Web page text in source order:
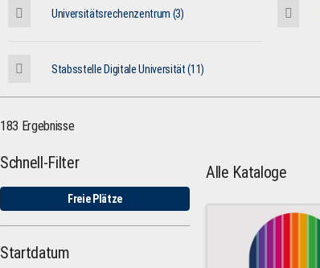
Universitätsrechenzentrum (3)
Stabsstelle Digitale Universität (11)
183 Ergebnisse
Schnell-Filter
Freie Plätze
Startdatum
Alle Kataloge